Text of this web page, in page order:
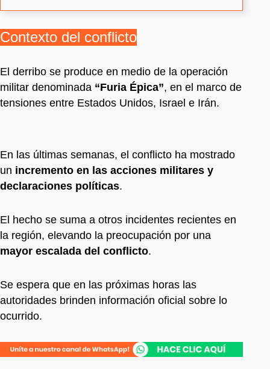
Contexto del conflicto
El derribo se produce en medio de la operación
militar denominada “Furia Épica”, en el marco de
tensiones entre Estados Unidos, Israel e Irán.
En las últimas semanas, el conflicto ha mostrado
un incremento en las acciones militares y
declaraciones políticas.
El hecho se suma a otros incidentes recientes en
la región, elevando la preocupación por una
mayor escalada del conflicto.
Se espera que en las próximas horas las
autoridades brinden información oficial sobre lo
ocurrido.